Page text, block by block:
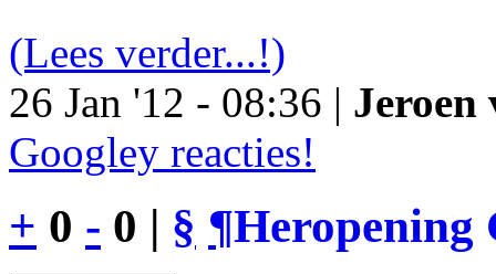
(Lees verder...!)
26 Jan '12 - 08:36 | Jeroen
Googley reacties!
+ 0 - 0 | § ¶Heropening